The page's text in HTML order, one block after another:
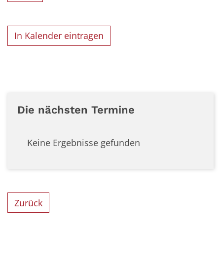
In Kalender eintragen
Die nächsten Termine
Keine Ergebnisse gefunden
Zurück